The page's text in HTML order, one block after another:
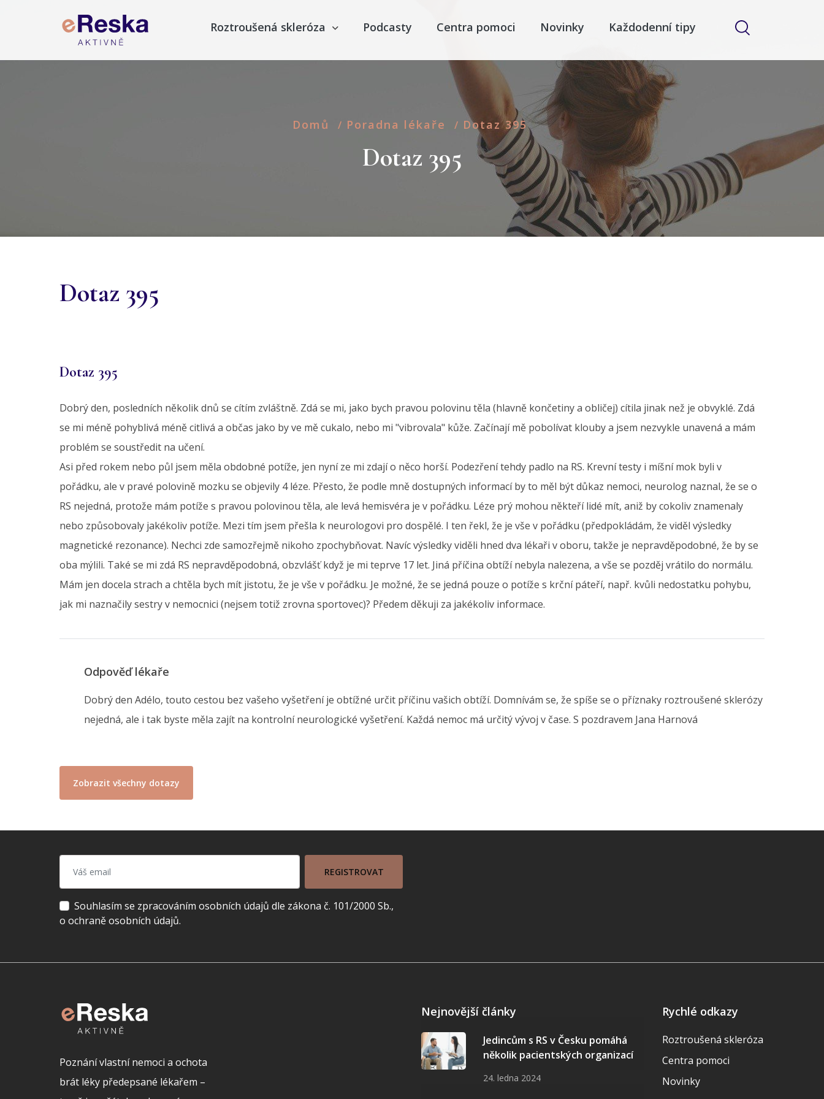
Roztroušená skleróza Podcasty Centra pomoci Novinky Každodenní tipy
Domů / Poradna lékaře / Dotaz 395
Dotaz 395
Dotaz 395
Dotaz 395
Dobrý den, posledních několik dnů se cítím zvláštně. Zdá se mi, jako bych pravou polovinu těla (hlavně končetiny a obličej) cítila jinak než je obvyklé. Zdá
se mi méně pohyblivá méně citlivá a občas jako by ve mě cukalo, nebo mi "vibrovala" kůže. Začínají mě pobolívat klouby a jsem nezvykle unavená a mám
problém se soustředit na učení.
Asi před rokem nebo půl jsem měla obdobné potíže, jen nyní ze mi zdají o něco horší. Podezření tehdy padlo na RS. Krevní testy i míšní mok byli v
pořádku, ale v pravé polovině mozku se objevily 4 léze. Přesto, že podle mně dostupných informací by to měl být důkaz nemoci, neurolog naznal, že se o
RS nejedná, protože mám potíže s pravou polovinou těla, ale levá hemisvéra je v pořádku. Léze prý mohou někteří lidé mít, aniž by cokoliv znamenaly
nebo způsobovaly jakékoliv potíže. Mezi tím jsem přešla k neurologovi pro dospělé. I ten řekl, že je vše v pořádku (předpokládám, že viděl výsledky
magnetické rezonance). Nechci zde samozřejmě nikoho zpochybňovat. Navíc výsledky viděli hned dva lékaři v oboru, takže je nepravděpodobné, že by se
oba mýlili. Také se mi zdá RS nepravděpodobná, obzvlášť když je mi teprve 17 let. Jiná příčina obtíží nebyla nalezena, a vše se pozděj vrátilo do normálu.
Mám jen docela strach a chtěla bych mít jistotu, že je vše v pořádku. Je možné, že se jedná pouze o potíže s krční páteří, např. kvůli nedostatku pohybu,
jak mi naznačily sestry v nemocnici (nejsem totiž zrovna sportovec)? Předem děkuji za jakékoliv informace.
Odpověď lékaře
Dobrý den Adélo, touto cestou bez vašeho vyšetření je obtížné určit příčinu vašich obtíží. Domnívám se, že spíše se o příznaky roztroušené sklerózy
nejedná, ale i tak byste měla zajít na kontrolní neurologické vyšetření. Každá nemoc má určitý vývoj v čase. S pozdravem Jana Harnová
Zobrazit všechny dotazy
REGISTROVAT
Souhlasím se zpracováním osobních údajů dle zákona č. 101/2000 Sb.,
o ochraně osobních údajů.
Poznání vlastní nemoci a ochota
brát léky předepsané lékařem –
Nejnovější články
Jedincům s RS v Česku pomáhá
několik pacientských organizací
24. ledna 2024
Rychlé odkazy
Roztroušená skleróza
Centra pomoci
Novinky